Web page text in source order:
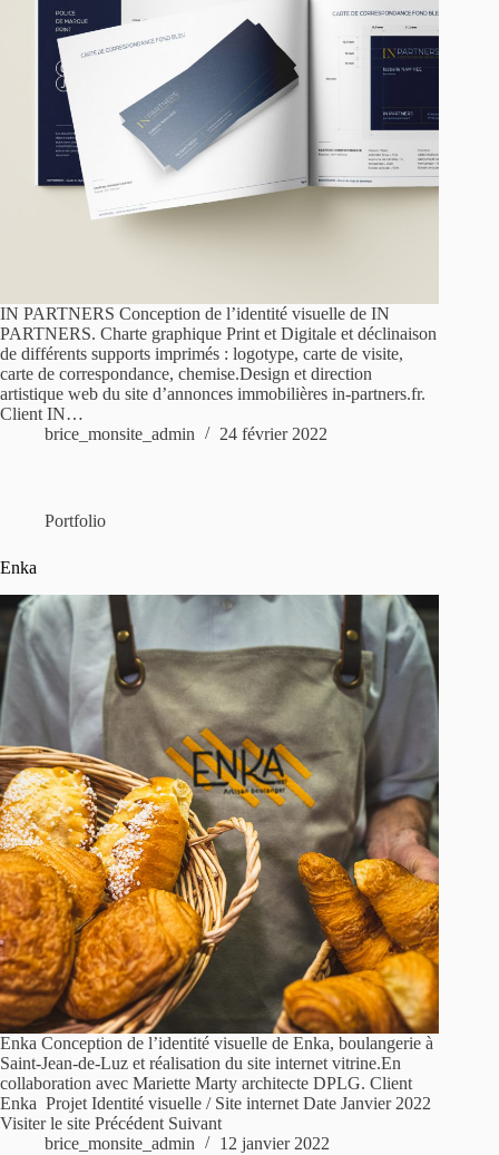
IN PARTNERS Conception de l’identité visuelle de IN
PARTNERS. Charte graphique Print et Digitale et déclinaison
de différents supports imprimés : logotype, carte de visite,
carte de correspondance, chemise.Design et direction
artistique web du site d’annonces immobilières in-partners.fr.
Client IN…
brice_monsite_admin
24 février 2022
Portfolio
Enka
Enka Conception de l’identité visuelle de Enka, boulangerie à
Saint-Jean-de-Luz et réalisation du site internet vitrine.En
collaboration avec Mariette Marty architecte DPLG. Client
Enka Projet Identité visuelle / Site internet Date Janvier 2022
Visiter le site Précédent Suivant
brice_monsite_admin
12 janvier 2022